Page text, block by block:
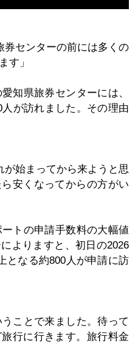
券センターの前には多くの
す」
知県旅券センターには、
が訪れました。その理由
が始まってから来ようと思
安くなってからの方がい
トの申請手数料の大幅値
よりますと、初日の2026
となる約800人が申請に訪
ことで来ました。待って
行に行きます。旅行料金